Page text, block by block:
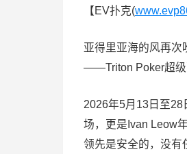
【EV扑克(
亚得里亚海的风再次
——Triton Poker超级
2026年5月13日至
场，更是Ivan Leow
领先是安全的，没有